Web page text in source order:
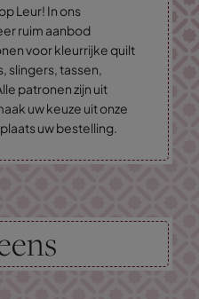
Leur! In ons
ruim aanbod
voor kleurrijke quilt
slingers, tassen,
patronen zijn uit
uw keuze uit onze
uw bestelling.